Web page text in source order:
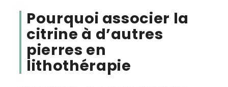
Pourquoi associer la
citrine à d’autres
pierres en
lithothérapie